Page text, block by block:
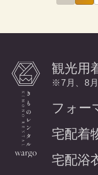
観光用
※7月、8
フォー
宅配着
宅配浴